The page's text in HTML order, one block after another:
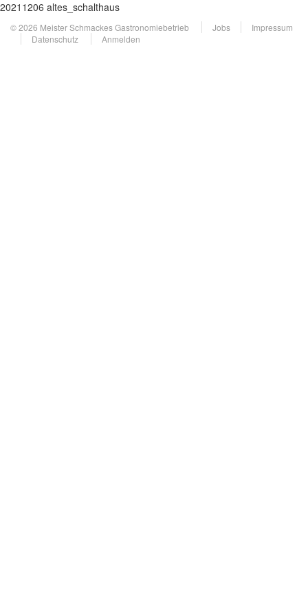
20211206 altes_schalthaus
© 2026 Meister Schmackes Gastronomiebetrieb Jobs
Impressum
Datenschutz
Anmelden